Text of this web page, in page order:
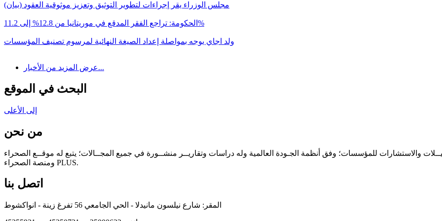
مجلس الوزراء يقر إجراءات لتطوير التوثيق وتعزيز موثوقية العقود (بيان)
الحكومة: تراجع الفقر المدقع في موريتانيا من 12.8% إلى 11.2%
ولد اجاي يوجه بمواصلة إعداد الصيغة النهائية لمرسوم تصنيف المؤسسات
عرض المزيد من الأخبار...
البحث في الموقع
إلى الأعلى
من نحن
والاستشارات للمؤسسات؛ وفق أنظمة الجـودة العالمية وله دراسات وتقاريــر منشــورة في جميع المجــالات؛ يتبع له موقــع الصحراء
ومنصة الصحراء PLUS.
اتصل بنا